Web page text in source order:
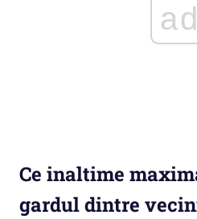
ad
Ce inaltime
gardul dintre